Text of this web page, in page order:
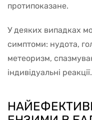
протипоказане.
У деяких випадках
симптоми: нудота,
метеоризм,
індивідуальні реакції.